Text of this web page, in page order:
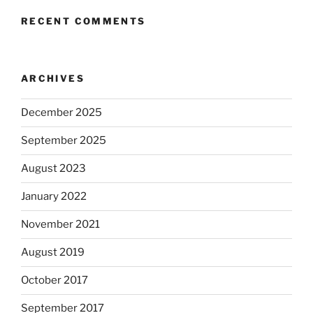
RECENT COMMENTS
ARCHIVES
December 2025
September 2025
August 2023
January 2022
November 2021
August 2019
October 2017
September 2017